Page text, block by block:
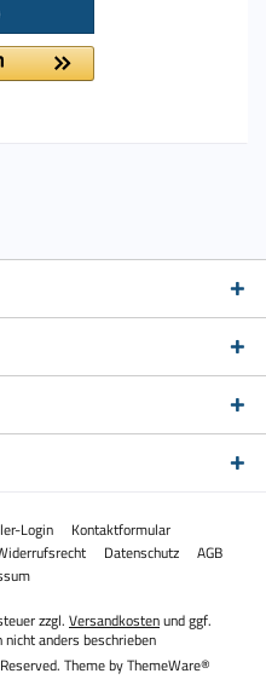
Login
Kontaktformular
Datenschutz
AGB
zzgl. Versandkostenund ggf.
nicht anders beschrieben
Theme byThemeWare®